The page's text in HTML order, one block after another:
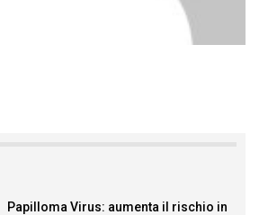
Papilloma Virus: aumenta il rischio in